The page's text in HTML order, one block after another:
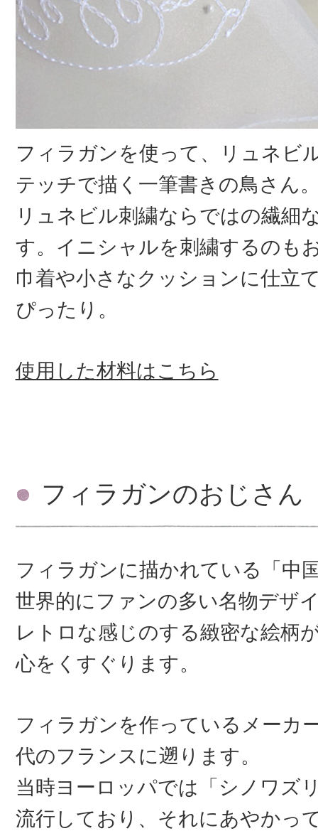
フィラガンを使って、リュネビ
テッチで描く一筆書きの鳥さん
リュネビル刺繍ならではの繊細
す。イニシャルを刺繍するのも
巾着や小さなクッションに仕立
ぴったり。
使用した材料はこちら
フィラガンのおじさん
フィラガンに描かれている「中
世界的にファンの多い名物デザ
レトロな感じのする緻密な絵柄
心をくすぐります。
フィラガンを作っているメーカ
代のフランスに遡ります。
当時ヨーロッパでは「シノワズ
流行しており、それにあやかっ